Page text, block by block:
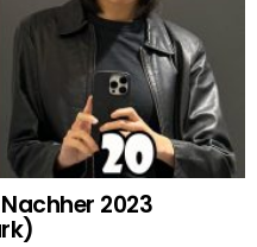
2023